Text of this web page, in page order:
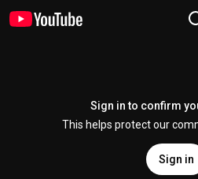
Sign in to confirm
This helps protect our
Sign in